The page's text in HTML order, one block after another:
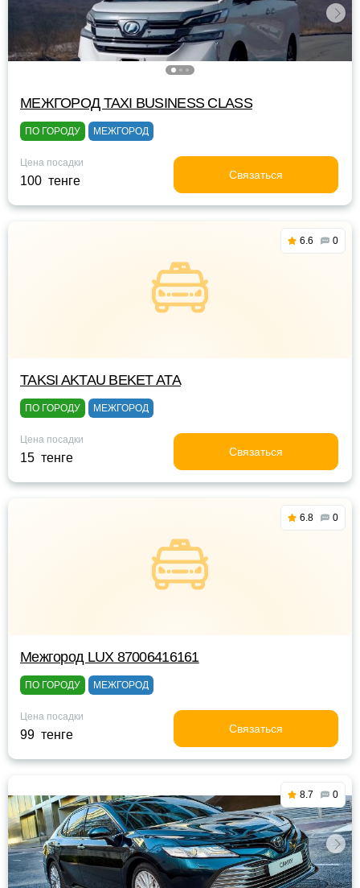
МЕЖГОРОД TAXI BUSINESS CLASS
ПО ГОРОДУ МЕЖГОРОД
Цена посадки
100 тенге Связаться
6.6 0
TAKSI AKTAU BEKET ATA
ПО ГОРОДУ МЕЖГОРОД
Цена посадки
15 тенге Связаться
6.8 0
Межгород LUX 87006416161
ПО ГОРОДУ МЕЖГОРОД
Цена посадки
99 тенге Связаться
8.7 0